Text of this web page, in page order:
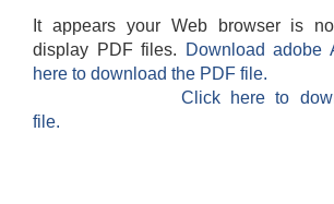
It appears your Web browser is
display PDF files.
Download adobe
here to download the PDF file.
Click here to
file.